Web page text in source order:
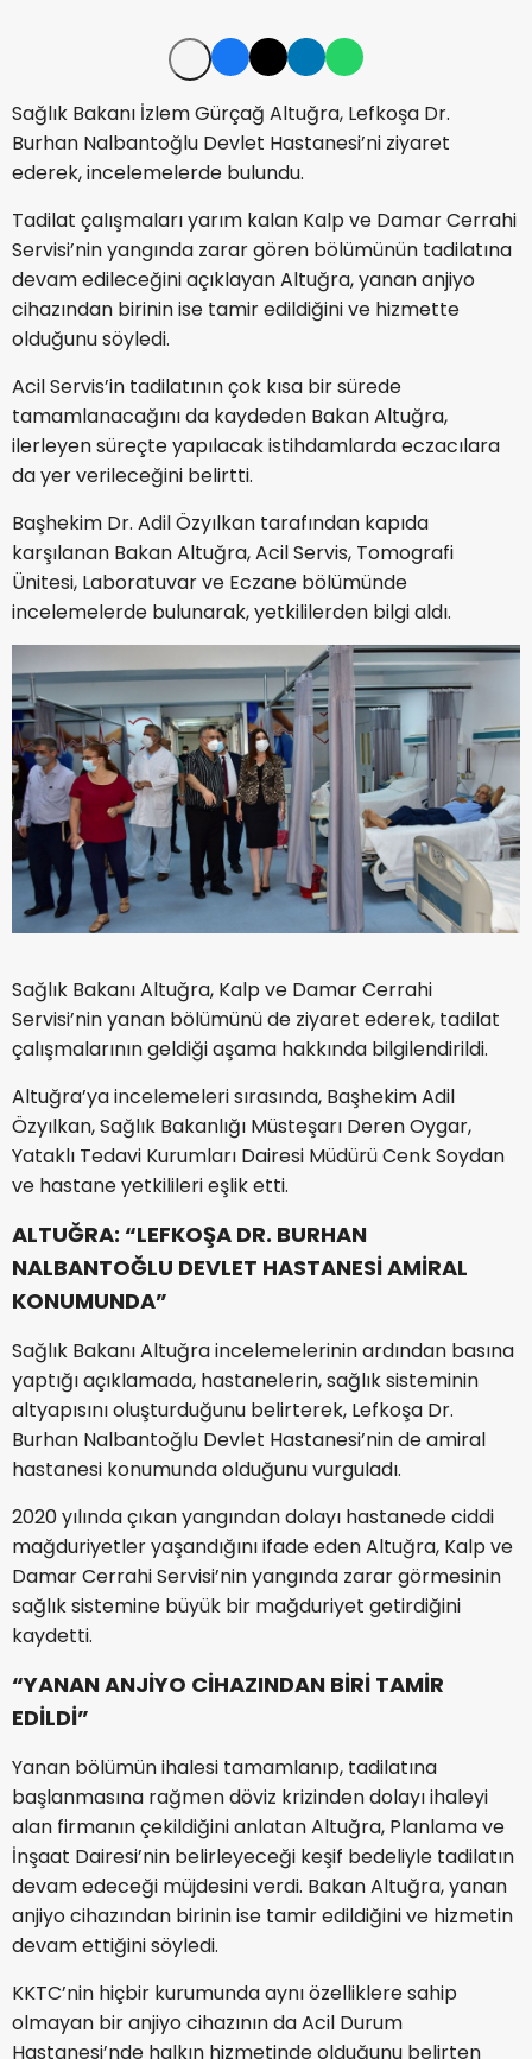
Sağlık Bakanı İzlem Gürçağ Altuğra, Lefkoşa Dr.
Burhan Nalbantoğlu Devlet Hastanesi’ni ziyaret
ederek, incelemelerde bulundu.
Tadilat çalışmaları yarım kalan Kalp ve Damar Cerrahi
Servisi’nin yangında zarar gören bölümünün tadilatına
devam edileceğini açıklayan Altuğra, yanan anjiyo
cihazından birinin ise tamir edildiğini ve hizmette
olduğunu söyledi.
Acil Servis’in tadilatının çok kısa bir sürede
tamamlanacağını da kaydeden Bakan Altuğra,
ilerleyen süreçte yapılacak istihdamlarda eczacılara
da yer verileceğini belirtti.
Başhekim Dr. Adil Özyılkan tarafından kapıda
karşılanan Bakan Altuğra, Acil Servis, Tomografi
Ünitesi, Laboratuvar ve Eczane bölümünde
incelemelerde bulunarak, yetkililerden bilgi aldı.
Sağlık Bakanı Altuğra, Kalp ve Damar Cerrahi
Servisi’nin yanan bölümünü de ziyaret ederek, tadilat
çalışmalarının geldiği aşama hakkında bilgilendirildi.
Altuğra’ya incelemeleri sırasında, Başhekim Adil
Özyılkan, Sağlık Bakanlığı Müsteşarı Deren Oygar,
Yataklı Tedavi Kurumları Dairesi Müdürü Cenk Soydan
ve hastane yetkilileri eşlik etti.
ALTUĞRA: “LEFKOŞA DR. BURHAN
NALBANTOĞLU DEVLET HASTANESİ AMİRAL
KONUMUNDA”
Sağlık Bakanı Altuğra incelemelerinin ardından basına
yaptığı açıklamada, hastanelerin, sağlık sisteminin
altyapısını oluşturduğunu belirterek, Lefkoşa Dr.
Burhan Nalbantoğlu Devlet Hastanesi’nin de amiral
hastanesi konumunda olduğunu vurguladı.
2020 yılında çıkan yangından dolayı hastanede ciddi
mağduriyetler yaşandığını ifade eden Altuğra, Kalp ve
Damar Cerrahi Servisi’nin yangında zarar görmesinin
sağlık sistemine büyük bir mağduriyet getirdiğini
kaydetti.
“YANAN ANJİYO CİHAZINDAN BİRİ TAMİR
EDİLDİ”
Yanan bölümün ihalesi tamamlanıp, tadilatına
başlanmasına rağmen döviz krizinden dolayı ihaleyi
alan firmanın çekildiğini anlatan Altuğra, Planlama ve
İnşaat Dairesi’nin belirleyeceği keşif bedeliyle tadilatın
devam edeceği müjdesini verdi. Bakan Altuğra, yanan
anjiyo cihazından birinin ise tamir edildiğini ve hizmetin
devam ettiğini söyledi.
KKTC’nin hiçbir kurumunda aynı özelliklere sahip
olmayan bir anjiyo cihazının da Acil Durum
Hastanesi’nde halkın hizmetinde olduğunu belirten